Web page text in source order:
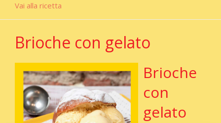
Vai alla ricetta
Brioche con gelato
Brioche
con
gelato